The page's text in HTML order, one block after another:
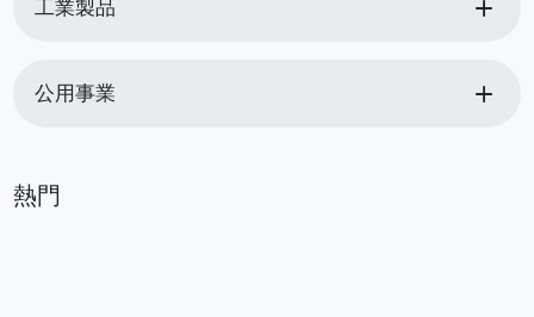
工業製品 add
公用事業 add
熱門